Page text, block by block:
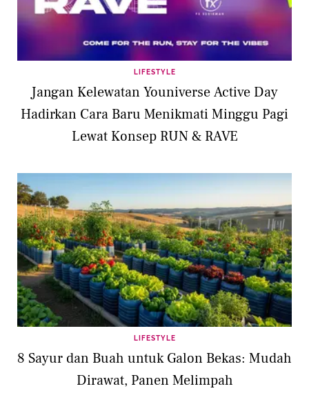
LIFESTYLE
Jangan Kelewatan Youniverse Active Day
Hadirkan Cara Baru Menikmati Minggu Pagi
Lewat Konsep RUN & RAVE
LIFESTYLE
8 Sayur dan Buah untuk Galon Bekas: Mudah
Dirawat, Panen Melimpah